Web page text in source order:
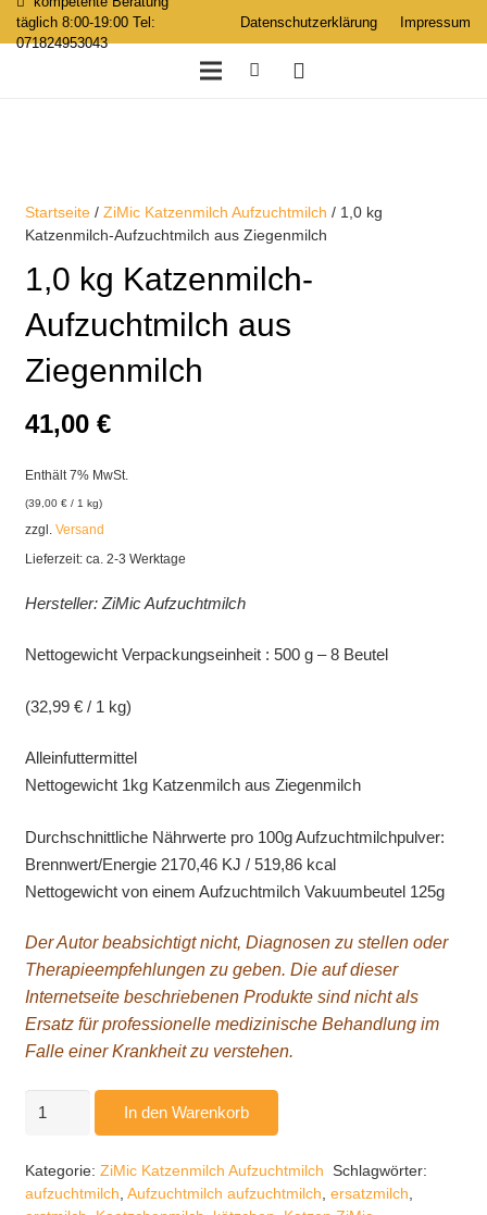
täglich 8:00-19:00 Tel:
071824953043
Datenschutzerklärung Impressum
Startseite/ ZiMic Katzenmilch Aufzuchtmilch / 1,0 kg
Katzenmilch-Aufzuchtmilch aus Ziegenmilch
1,0 kg Katzenmilch-
Aufzuchtmilch aus
Ziegenmilch
41,00 €
Enthält 7% MwSt.
(39,00 €/ 1 kg)
zzgl. Versand
Lieferzeit: ca. 2-3 Werktage
Hersteller: ZiMic Aufzuchtmilch
Nettogewicht Verpackungseinheit : 500 g – 8 Beutel
(32,99 € / 1 kg)
Alleinfuttermittel
Nettogewicht 1kg Katzenmilch aus Ziegenmilch
Durchschnittliche Nährwerte pro 100g Aufzuchtmilchpulver:
Brennwert/Energie 2170,46 KJ / 519,86 kcal
Nettogewicht von einem Aufzuchtmilch Vakuumbeutel 125g
Der Autor beabsichtigt nicht, Diagnosen zu stellen oder
Therapieempfehlungen zu geben. Die auf dieser
Internetseite beschriebenen Produkte sind nicht als
Ersatz für professionelle medizinische Behandlung im
Falle einer Krankheit zu verstehen.
1,0
Aufzuchtmilch
aus
In den Warenkorb
Kategorie: ZiMic Katzenmilch Aufzuchtmilch Schlagwörter:
aufzuchtmilch, Aufzuchtmilch aufzuchtmilch, ersatzmilch,